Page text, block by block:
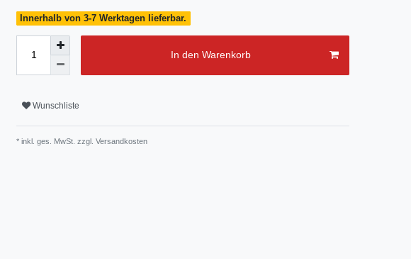
Innerhalb von 3-7 Werktagen lieferbar.
In den Warenkorb
Wunschliste
* inkl. ges. MwSt. zzgl. Versandkosten